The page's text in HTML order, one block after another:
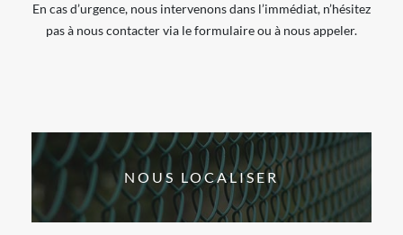
En cas d’urgence, nous intervenons dans l’immédiat, n’hésitez
pas à nous contacter via le formulaire ou à nous appeler.
NOUS LOCALISER